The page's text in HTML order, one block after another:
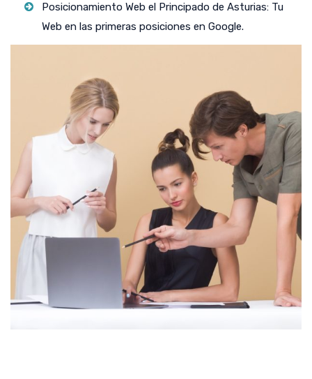
Posicionamiento Web el Principado de Asturias: Tu
Web en las primeras posiciones en Google.